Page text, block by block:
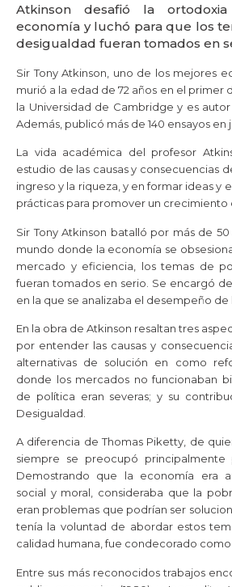
Atkinson desafió la
economía y luchó para que los
desigualdad fueran tomados en
Sir Tony Atkinson, uno de los mejores
murió a la edad de 72 años en el primer
la Universidad de Cambridge y es
Además, publicó más de 140 ensayos en
La vida académica del profesor
estudio de las causas y consecuencias
ingreso y la riqueza, y en formar ideas y
prácticas para promover un crecimiento
Sir Tony Atkinson batalló por más de
mundo donde la economía se
mercado y eficiencia, los temas de
fueran tomados en serio. Se encargó
en la que se analizaba el desempeño de
En la obra de Atkinson resaltan tres
por entender las causas y
alternativas de solución en como
donde los mercados no funcionaban
de política eran severas; y su
Desigualdad.
A diferencia de Thomas Piketty, de
siempre se preocupó principalmente
Demostrando que la economía era
social y moral, consideraba que la
eran problemas que podrían ser
tenía la voluntad de abordar estos
calidad humana, fue condecorado
Entre sus más reconocidos trabajos